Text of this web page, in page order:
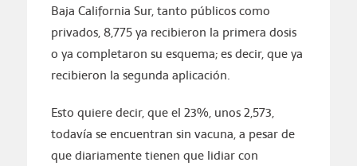
Baja California Sur, tanto públicos como
privados, 8,775 ya recibieron la primera dosis
o ya completaron su esquema; es decir, que ya
recibieron la segunda aplicación.
Esto quiere decir, que el 23%, unos 2,573,
todavía se encuentran sin vacuna, a pesar de
que diariamente tienen que lidiar con